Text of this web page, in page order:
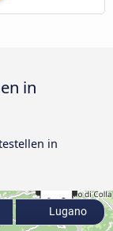
in
in
Lugano